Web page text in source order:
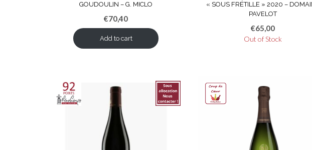
GOUDOULIN – G. MICLO
€70,40
Add to cart
« SOUS FRÉTILLE » 2020 –
PAVELOT
€65,00
Out of Stock